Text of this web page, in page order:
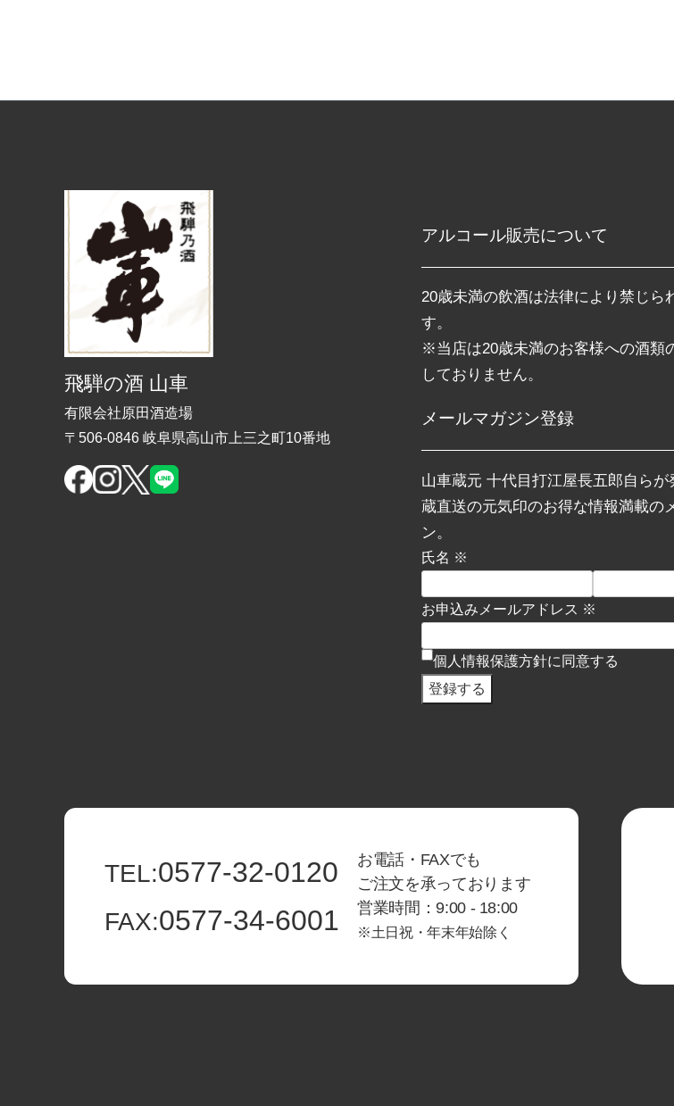
飛騨の酒 山車
有限会社原田酒造場
〒506-0846 岐阜県高山市上三之町10番地
アルコール販売について
20歳未満の飲酒は法律により禁じら
す。
※当店は20歳未満のお客様への酒類
しておりません。
メールマガジン登録
山車蔵元 十代目打江屋長五郎自らが
蔵直送の元気印のお得な情報満載の
ン。
氏名 ※
お申込みメールアドレス ※
個人情報保護方針に同意する
TEL:0577-32-0120
FAX:0577-34-6001
お電話・FAXでも
ご注文を承っております
営業時間：9:00 - 18:00
※土日祝・年末年始除く